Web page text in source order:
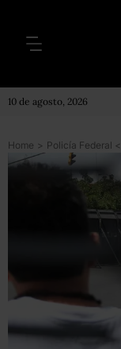
10 de agosto, 2026
Home >